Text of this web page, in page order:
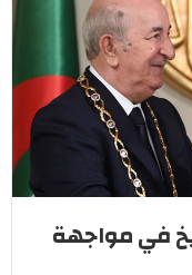
في مواجهة